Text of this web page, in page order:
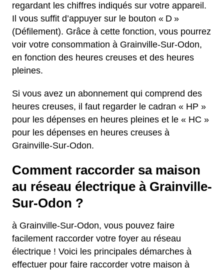
regardant les chiffres indiqués sur votre appareil.
Il vous suffit d’appuyer sur le bouton « D »
(Défilement). Grâce à cette fonction, vous pourrez
voir votre consommation à Grainville-Sur-Odon,
en fonction des heures creuses et des heures
pleines.
Si vous avez un abonnement qui comprend des
heures creuses, il faut regarder le cadran « HP »
pour les dépenses en heures pleines et le « HC »
pour les dépenses en heures creuses à
Grainville-Sur-Odon.
Comment raccorder sa maison
au réseau électrique à Grainville-
Sur-Odon ?
à Grainville-Sur-Odon, vous pouvez faire
facilement raccorder votre foyer au réseau
électrique ! Voici les principales démarches à
effectuer pour faire raccorder votre maison à